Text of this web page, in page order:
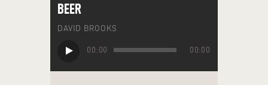
DAVID BROOKS
BEER
Audio
00:00 00:00